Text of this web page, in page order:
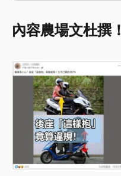
內容農場文杜撰！